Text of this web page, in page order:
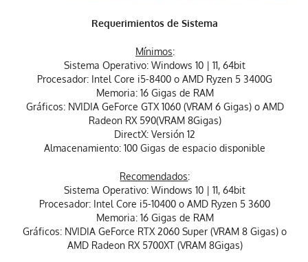
Requerimientos de Sistema
Mínimos:
Sistema Operativo: Windows 10 | 11, 64bit
Procesador: Intel Core i5-8400 o AMD Ryzen 5 3400G
Memoria: 16 Gigas de RAM
Gráficos: NVIDIA GeForce GTX 1060 (VRAM 6 Gigas) o​ AMD
Radeon RX 590(VRAM 8Gigas)
DirectX: Versión 12
Almacenamiento: 100 Gigas de espacio disponible
Recomendados:
Sistema Operativo: Windows 10 | 11, 64bit
Procesador: Intel Core i5-10400 o AMD Ryzen 5 3600
Memoria: 16 Gigas de RAM
Gráficos: NVIDIA GeForce RTX 2060 Super (VRAM 8 Gigas) o
AMD Radeon RX 5700XT (VRAM 8Gigas)